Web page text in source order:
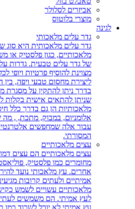
אביזרים לסלולר
מוצרי בלוטוס
לגינה
גדר עלים מלאכותי
גדר עלים מלאכותית היא סוג
מלאכותיים, כגון פלסטיק או
של גדר עלים טבעית. גדרות
מצוינת להוסיף פרטיות ויופי
ליצירת מחסום טבעי ויפה,
בדרך ניתן להתקין על מסגרת
שניתן להתאים אישית בקלות
מלאכותיות הן גם בדרך כלל
אלומניום, במבוק, מתכת, , מה
עבור אלה שמחפשים
המסורתי.
עצים מלאכותיים
עצים מלאכותיים הם עצים
מחומרים כמו פלסטיק,
אחרים. עץ מלאכותי נועד
אמיתיים ולעתים קרובות
מלאכותיים עשויים לשמש
לעץ אמיתי. הם משמשים
עץ אמיתי לא יוכל לשרוד כמו